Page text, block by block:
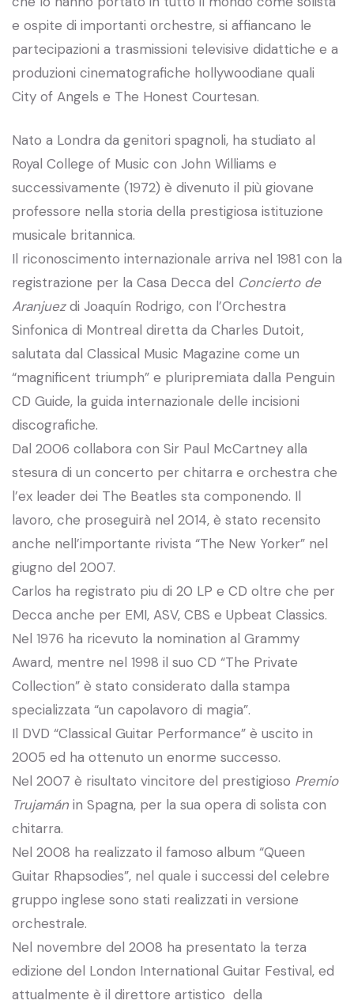
e ospite di importanti orchestre, si affiancano le
partecipazioni a trasmissioni televisive didattiche e a
produzioni cinematografiche hollywoodiane quali
City of Angels e The Honest Courtesan.
Nato a Londra da genitori spagnoli, ha studiato al
Royal College of Music con John Williams e
successivamente (1972) è divenuto il più giovane
professore nella storia della prestigiosa istituzione
musicale britannica.
Il riconoscimento internazionale arriva nel 1981 con la
registrazione per la Casa Decca del Concierto de
Aranjuezdi Joaquín Rodrigo, con l’Orchestra
Sinfonica di Montreal diretta da Charles Dutoit,
salutata dal Classical Music Magazine come un
“magnificent triumph” e pluripremiata dalla Penguin
CD Guide, la guida internazionale delle incisioni
discografiche.
Dal 2006 collabora con Sir Paul McCartney alla
stesura di un concerto per chitarra e orchestra che
l’ex leader dei The Beatles sta componendo. Il
lavoro, che proseguirà nel 2014, è stato recensito
anche nell’importante rivista “The New Yorker” nel
giugno del 2007.
Carlos ha registrato piu di 20 LP e CD oltre che per
Decca anche per EMI, ASV, CBS e Upbeat Classics.
Nel 1976 ha ricevuto la nomination al Grammy
Award, mentre nel 1998 il suo CD “The Private
Collection” è stato considerato dalla stampa
specializzata “un capolavoro di magia”.
Il DVD “Classical Guitar Performance” è uscito in
2005 ed ha ottenuto un enorme successo.
Nel 2007 è risultato vincitore del prestigioso Premio
Trujamán in Spagna, per la sua opera di solista con
chitarra.
Nel 2008 ha realizzato il famoso album “Queen
Guitar Rhapsodies”, nel quale i successi del celebre
gruppo inglese sono stati realizzati in versione
orchestrale.
Nel novembre del 2008 ha presentato la terza
edizione del London International Guitar Festival, ed
attualmente è il direttore artistico della